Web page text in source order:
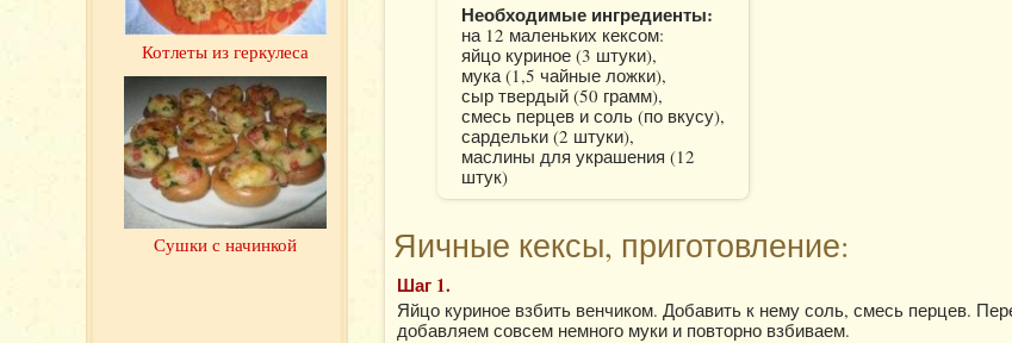
Необходимые ингредиенты:
на 12 маленьких кексом:
яйцо куриное (3 штуки),
мука (1,5 чайные ложки),
сыр твердый (50 грамм),
смесь перцев и соль (по вкусу),
сардельки (2 штуки),
маслины для украшения (12
штук)
Яичные кексы, приготовление:
Шаг 1.
Яйцо куриное взбить венчиком. Добавить к нему соль, смесь перцев.
добавляем совсем немного муки и повторно взбиваем.
Котлеты из геркулеса
Сушки с начинкой